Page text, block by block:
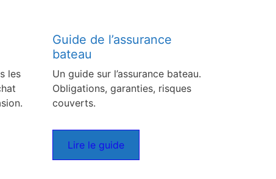
les
Guide de l’assurance
bateau
Un guide sur l’assurance bateau.
Obligations, garanties, risques
couverts.
Lire le guide